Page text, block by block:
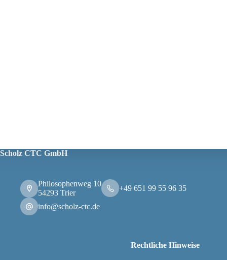
Scholz CTC GmbH
Philosophenweg 10
54293 Trier
+49 651 99 55 96 35
info@scholz-ctc.de
Rechtliche Hinweise